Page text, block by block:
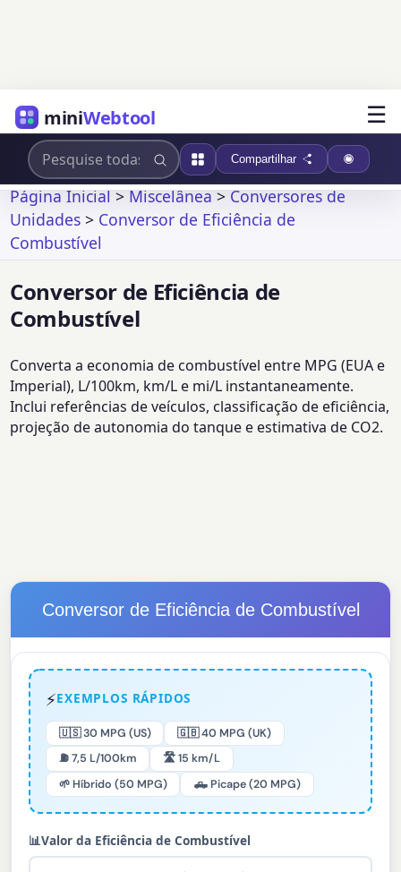
miniWebtool ☰
Compartilhar
Página Inicial>Miscelânea>Conversores de
Unidades > Conversor de Eficiência de
Combustível
Conversor de Eficiência de
Combustível
Converta a economia de combustível entre MPG (EUA e
Imperial), L/100km, km/L e mi/L instantaneamente.
Inclui referências de veículos, classificação de eficiência,
projeção de autonomia do tanque e estimativa de CO2.
Conversor de Eficiência de Combustível
⚡EXEMPLOS RÁPIDOS
🇺🇸 30 MPG (US)
🇬🇧 40 MPG (UK)
⛽ 7,5 L/100km
🛣️ 15 km/L
🌱 Híbrido (50 MPG)
🛻 Picape (20 MPG)
📊Valor da Eficiência de Combustível